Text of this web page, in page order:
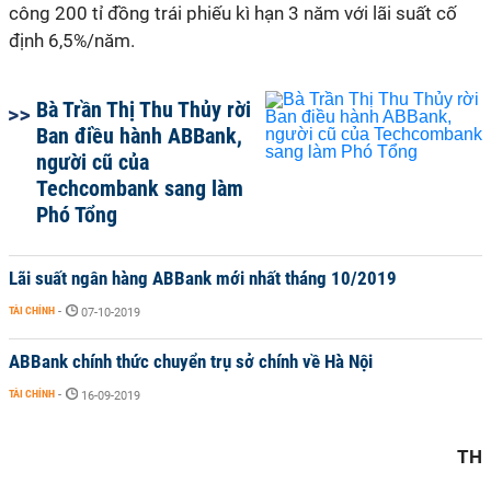
công 200 tỉ đồng trái phiếu kì hạn 3 năm với lãi suất cố
định 6,5%/năm.
Bà Trần Thị Thu Thủy rời
Ban điều hành ABBank,
người cũ của
Techcombank sang làm
Phó Tổng
Lãi suất ngân hàng ABBank mới nhất tháng 10/2019
TÀI CHÍNH - 07-10-2019
ABBank chính thức chuyển trụ sở chính về Hà Nội
TÀI CHÍNH - 16-09-2019
TH